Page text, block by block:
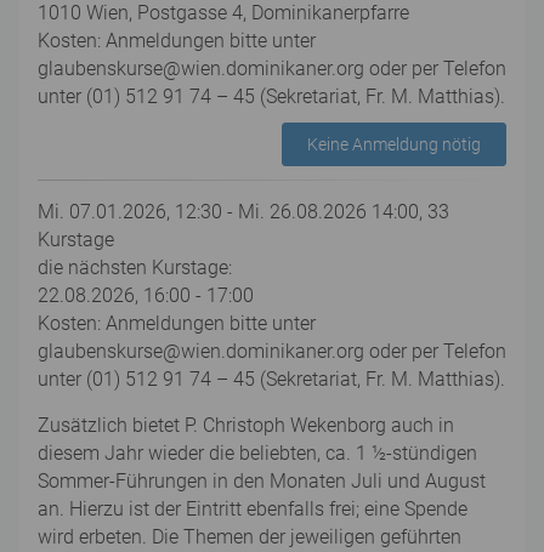
1010 Wien, Postgasse 4, Dominikanerpfarre
Kosten: Anmeldungen bitte unter
glaubenskurse@wien.dominikaner.org oder per Telefon
unter (01) 512 91 74 – 45 (Sekretariat, Fr. M. Matthias).
Keine Anmeldung nötig
Mi. 07.01.2026, 12:30 - Mi. 26.08.2026 14:00, 33
Kurstage
die nächsten Kurstage:
22.08.2026, 16:00 - 17:00
Kosten: Anmeldungen bitte unter
glaubenskurse@wien.dominikaner.org oder per Telefon
unter (01) 512 91 74 – 45 (Sekretariat, Fr. M. Matthias).
Zusätzlich bietet P. Christoph Wekenborg auch in
diesem Jahr wieder die beliebten, ca. 1 ½-stündigen
Sommer-Führungen in den Monaten Juli und August
an. Hierzu ist der Eintritt ebenfalls frei; eine Spende
wird erbeten. Die Themen der jeweiligen geführten